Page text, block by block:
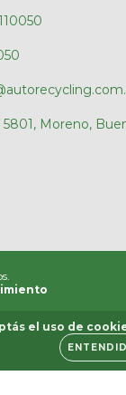
el uso de
5801, Moreno,